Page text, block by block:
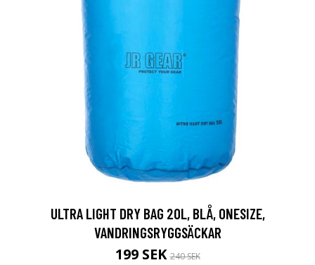
ULTRA LIGHT DRY BAG 20L, BLÅ, ONESIZE,
VANDRINGSRYGGSÄCKAR
199 SEK240 SEK